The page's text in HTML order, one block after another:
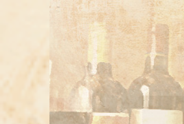
武
ェ
武蔵小杉